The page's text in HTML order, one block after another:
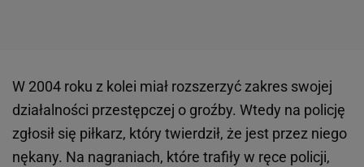
W 2004 roku z kolei miał rozszerzyć zakres swojej
działalności przestępczej o groźby. Wtedy na policję
zgłosił się piłkarz, który twierdził, że jest przez niego
nękany. Na nagraniach, które trafiły w ręce policji,